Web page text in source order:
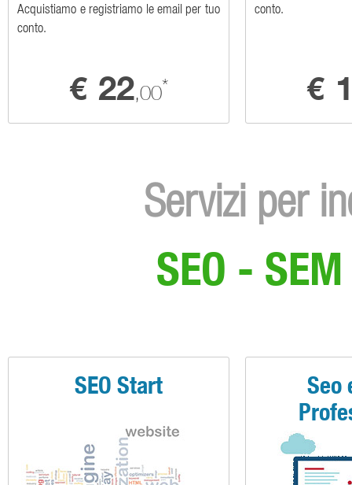
Acquistiamo e registriamo le email per tuo
conto.
€ 22,00*
conto.
€
Servizi per
SEO -
SEO Start
Seo